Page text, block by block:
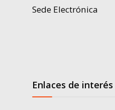
Sede Electrónica
Enlaces de interés